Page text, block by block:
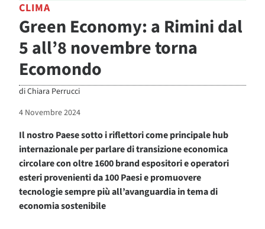
CLIMA
Green Economy: a Rimini dal
5 all’8 novembre torna
Ecomondo
diChiara Perrucci
4 Novembre 2024
Il nostro Paese sotto i riflettori come principale hub
internazionale per parlare di transizione economica
circolare con oltre 1600 brand espositori e operatori
esteri provenienti da 100 Paesi e promuovere
tecnologie sempre più all’avanguardia in tema di
economia sostenibile